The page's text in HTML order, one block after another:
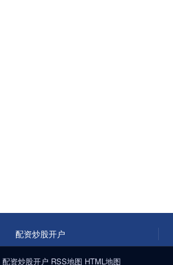
配资炒股开户
配资炒股开户 RSS地图 HTML地图